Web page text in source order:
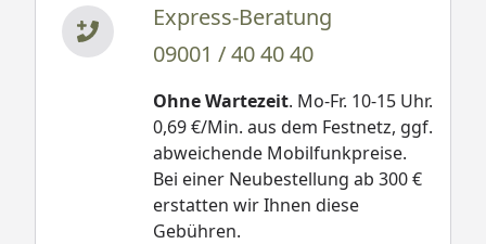
Express-Beratung
09001 / 40 40 40
Ohne Wartezeit. Mo-Fr. 10-15 Uhr.
0,69 €/Min. aus dem Festnetz, ggf.
abweichende Mobilfunkpreise.
Bei einer Neubestellung ab 300 €
erstatten wir Ihnen diese
Gebühren.